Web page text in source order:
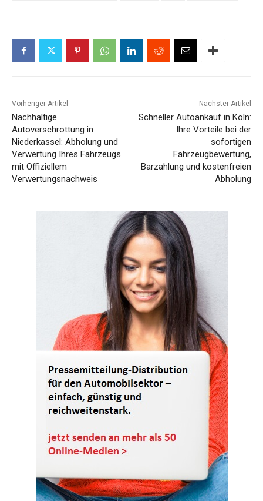
Vorheriger Artikel
Nachhaltige
Autoverschrottung in
Niederkassel: Abholung und
Verwertung Ihres Fahrzeugs
mit Offiziellem
Verwertungsnachweis
Nächster Artikel
Schneller Autoankauf in Köln:
Ihre Vorteile bei der
sofortigen
Fahrzeugbewertung,
Barzahlung und kostenfreien
Abholung